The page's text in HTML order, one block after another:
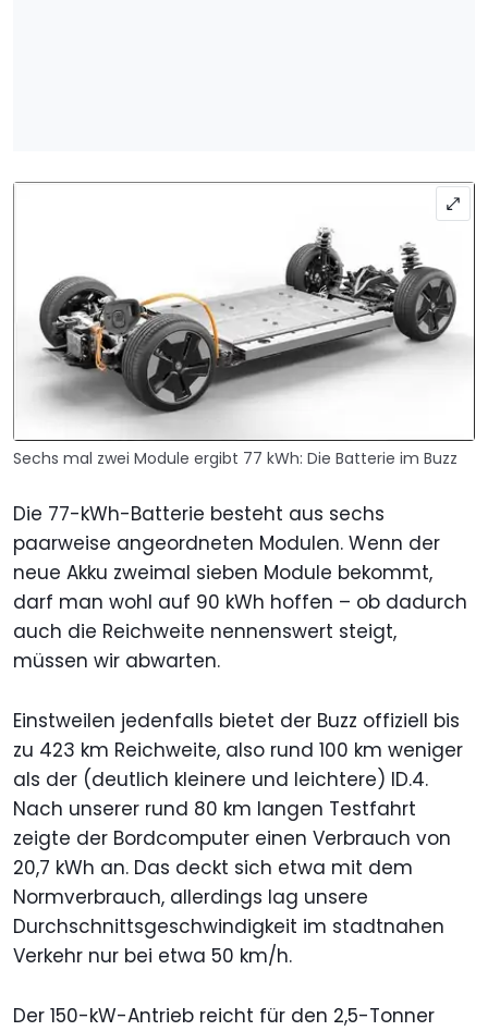
Sechs mal zwei Module ergibt 77 kWh: Die Batterie im Buzz
Die 77-kWh-Batterie besteht aus sechs
paarweise angeordneten Modulen. Wenn der
neue Akku zweimal sieben Module bekommt,
darf man wohl auf 90 kWh hoffen – ob dadurch
auch die Reichweite nennenswert steigt,
müssen wir abwarten.
Einstweilen jedenfalls bietet der Buzz offiziell bis
zu 423 km Reichweite, also rund 100 km weniger
als der (deutlich kleinere und leichtere) ID.4.
Nach unserer rund 80 km langen Testfahrt
zeigte der Bordcomputer einen Verbrauch von
20,7 kWh an. Das deckt sich etwa mit dem
Normverbrauch, allerdings lag unsere
Durchschnittsgeschwindigkeit im stadtnahen
Verkehr nur bei etwa 50 km/h.
Der 150-kW-Antrieb reicht für den 2,5-Tonner